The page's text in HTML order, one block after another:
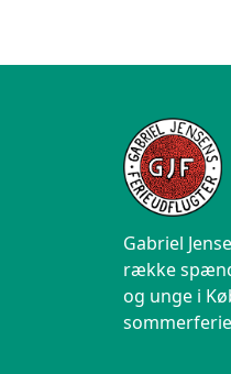
Gabriel
række
og unge i